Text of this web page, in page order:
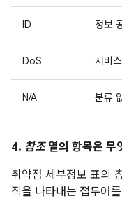
ID 정보
DoS 서비
N/A 분류
4. 참조열의 항목은 무
취약점 세부정보 표의
직을 나타내는 접두어